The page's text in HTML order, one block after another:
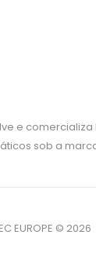
e
sob a marca
EUROPE © 2026